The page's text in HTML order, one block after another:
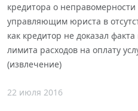
кредитора о
управляющим юриста в
как кредитор не доказал
лимита расходов на оплату
(извлечение)
22 июля 2016